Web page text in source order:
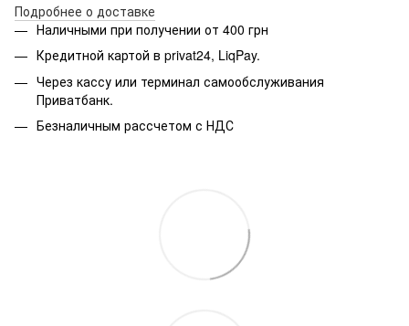
Подробнее о доставке
Наличными при получении от 400 грн
Кредитной картой в privat24, LiqPay.
Через кассу или терминал самообслуживания
Приватбанк.
Безналичным рассчетом с НДС